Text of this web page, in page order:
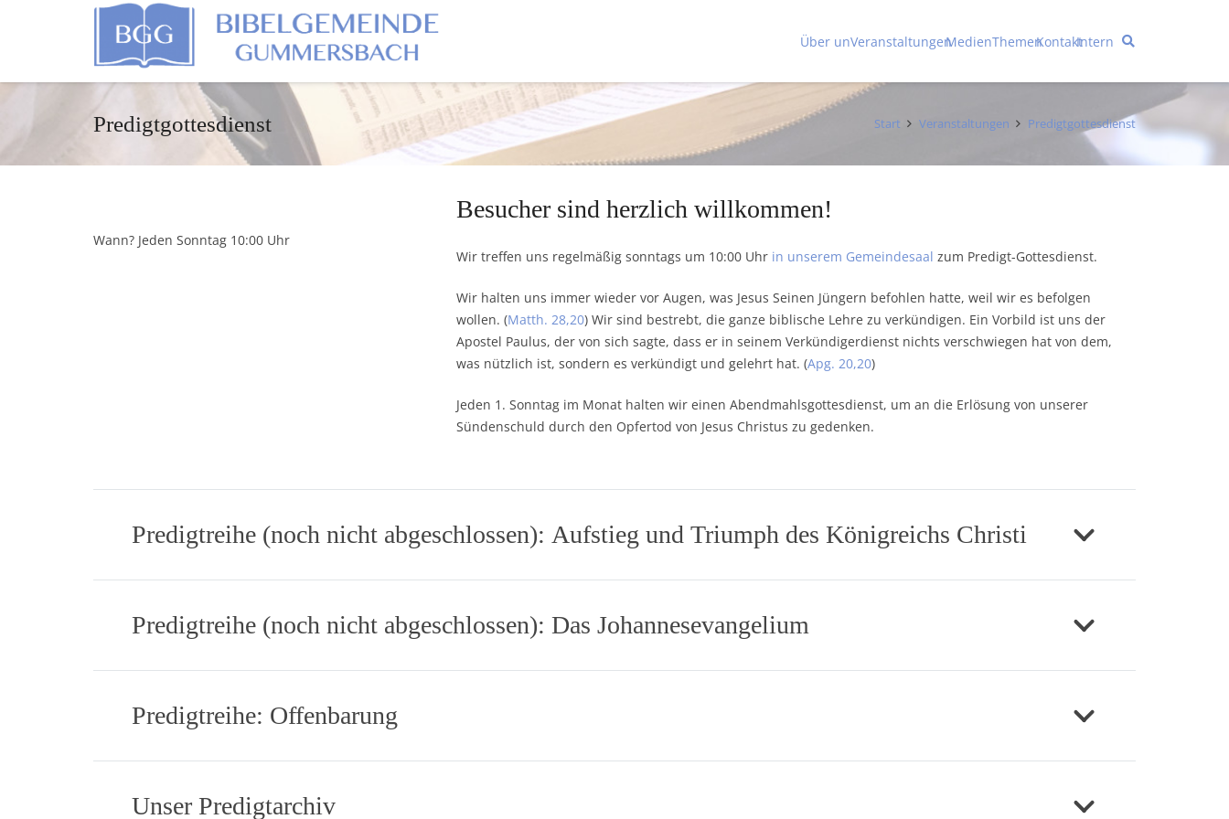
Über unsVeranstaltungenMedienThemenKontaktIntern
Predigtgottesdienst Start Veranstaltungen Predigtgottesdienst
Wann? Jeden Sonntag 10:00 Uhr
Besucher sind herzlich willkommen!
Wir treffen uns regelmäßig sonntags um 10:00 Uhr in unserem Gemeindesaal zum Predigt-Gottesdienst.
Wir halten uns immer wieder vor Augen, was Jesus Seinen Jüngern befohlen hatte, weil wir es befolgen
wollen. (Matth. 28,20) Wir sind bestrebt, die ganze biblische Lehre zu verkündigen. Ein Vorbild ist uns der
Apostel Paulus, der von sich sagte, dass er in seinem Verkündigerdienst nichts verschwiegen hat von dem,
was nützlich ist, sondern es verkündigt und gelehrt hat. (Apg. 20,20)
Jeden 1. Sonntag im Monat halten wir einen Abendmahlsgottesdienst, um an die Erlösung von unserer
Sündenschuld durch den Opfertod von Jesus Christus zu gedenken.
Predigtreihe (noch nicht abgeschlossen): Aufstieg und Triumph des Königreichs Christi
Predigtreihe (noch nicht abgeschlossen): Das Johannesevangelium
Predigtreihe: Offenbarung
Unser Predigtarchiv